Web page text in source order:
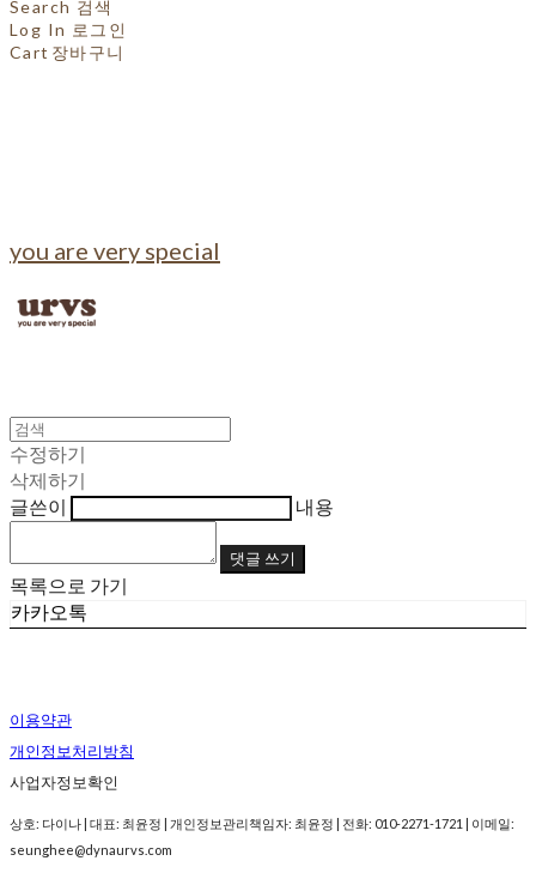
Search 검색
Log In 로그인
Cart 장바구니
you are very special
수정하기
삭제하기
글쓴이
내용
댓글 쓰기
목록으로 가기
카카오톡
이용약관
개인정보처리방침
사업자정보확인
상호: 다이나 | 대표: 최윤정 | 개인정보관리책임자: 최윤정 | 전화: 010-2271-1721 | 이메일:
seunghee@dynaurvs.com